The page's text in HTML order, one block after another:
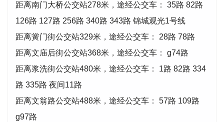
距离南门大桥公交站278米，途经公交车： 35路 82路
126路 127路 256路 340路 343路 锦城观光1号线
距离黉门街公交站329米，途经公交车： 28路 78路
距离文庙后街公交站368米，途经公交车： g74路
距离浆洗街公交站480米，途经公交车： 1路 82路 334
路 335路 夜间11路
距离文翁路公交站488米，途经公交车： 57路 109路
g97路